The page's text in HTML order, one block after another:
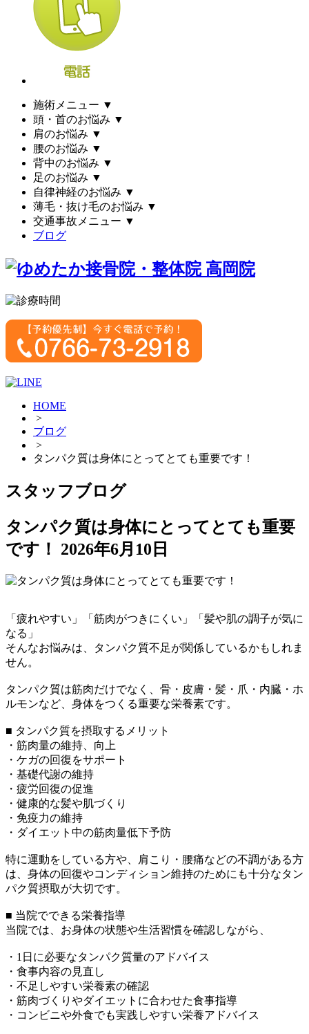
施術メニュー ▼
頭・首のお悩み ▼
肩のお悩み ▼
腰のお悩み ▼
背中のお悩み ▼
足のお悩み ▼
自律神経のお悩み ▼
薄毛・抜け毛のお悩み ▼
交通事故メニュー ▼
ブログ
HOME
>
ブログ
>
タンパク質は身体にとってとても重要です！
スタッフブログ
タンパク質は身体にとってとても重要
です！
2026年6月10日
「疲れやすい」「筋肉がつきにくい」「髪や肌の調子が気に
なる」
そんなお悩みは、タンパク質不足が関係しているかもしれま
せん。
タンパク質は筋肉だけでなく、骨・皮膚・髪・爪・内臓・ホ
ルモンなど、身体をつくる重要な栄養素です。
■ タンパク質を摂取するメリット
・筋肉量の維持、向上
・ケガの回復をサポート
・基礎代謝の維持
・疲労回復の促進
・健康的な髪や肌づくり
・免疫力の維持
・ダイエット中の筋肉量低下予防
特に運動をしている方や、肩こり・腰痛などの不調がある方
は、身体の回復やコンディション維持のためにも十分なタン
パク質摂取が大切です。
■ 当院でできる栄養指導
当院では、お身体の状態や生活習慣を確認しながら、
・1日に必要なタンパク質量のアドバイス
・食事内容の見直し
・不足しやすい栄養素の確認
・筋肉づくりやダイエットに合わせた食事指導
・コンビニや外食でも実践しやすい栄養アドバイス